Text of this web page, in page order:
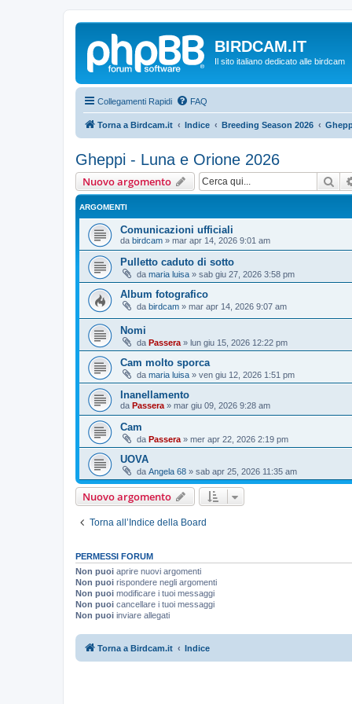
BIRDCAM.IT
Il sito italiano dedicato alle birdcam
Collegamenti Rapidi FAQ
Torna a Birdcam.it Indice Breeding Season 2026
Gheppi - Luna e Orione 2026
Nuovo argomento
ARGOMENTI
Comunicazioni ufficiali
da birdcam » mar apr 14, 2026 9:01 am
Pulletto caduto di sotto
da maria luisa » sab giu 27, 2026 3:58 pm
Album fotografico
da birdcam » mar apr 14, 2026 9:07 am
Nomi
da Passera » lun giu 15, 2026 12:22 pm
Cam molto sporca
da maria luisa » ven giu 12, 2026 1:51 pm
Inanellamento
da Passera » mar giu 09, 2026 9:28 am
Cam
da Passera » mer apr 22, 2026 2:19 pm
UOVA
da Angela 68 » sab apr 25, 2026 11:35 am
Nuovo argomento
Torna all’Indice della Board
PERMESSI FORUM
Non puoi aprire nuovi argomenti
Non puoi rispondere negli argomenti
Non puoi modificare i tuoi messaggi
Non puoi cancellare i tuoi messaggi
Non puoi inviare allegati
Torna a Birdcam.it Indice